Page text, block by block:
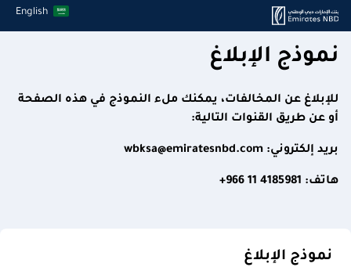
English
نموذج الإبلاغ
للإبلاغ عن المخالفات، يمكنك ملء النموذج في هذه الصفحة
أو عن طريق القنوات التالية:
بريد إلكتروني: wbksa@emiratesnbd.com
هاتف: 4185981 11 966+
نموذج الإبلاغ